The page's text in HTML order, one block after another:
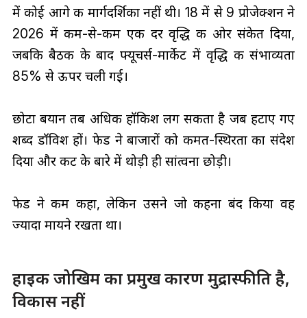
में कोई आगे की मार्गदर्शिका नहीं थी। 18 में से 9 प्रोजेक्शन ने
2026 में कम-से-कम एक दर वृद्धि की ओर संकेत दिया,
जबकि बैठक के बाद फ्यूचर्स-मार्केट में वृद्धि की संभाव्यता
85% से ऊपर चली गई।
छोटा बयान तब अधिक हॉकिश लग सकता है जब हटाए गए
शब्द डॉविश हों। फेड ने बाजारों को कीमत-स्थिरता का संदेश
दिया और कट के बारे में थोड़ी ही सांत्वना छोड़ी।
फेड ने कम कहा, लेकिन उसने जो कहना बंद किया वह
ज्यादा मायने रखता था।
हाइक जोखिम का प्रमुख कारण मुद्रास्फीति है,
विकास नहीं